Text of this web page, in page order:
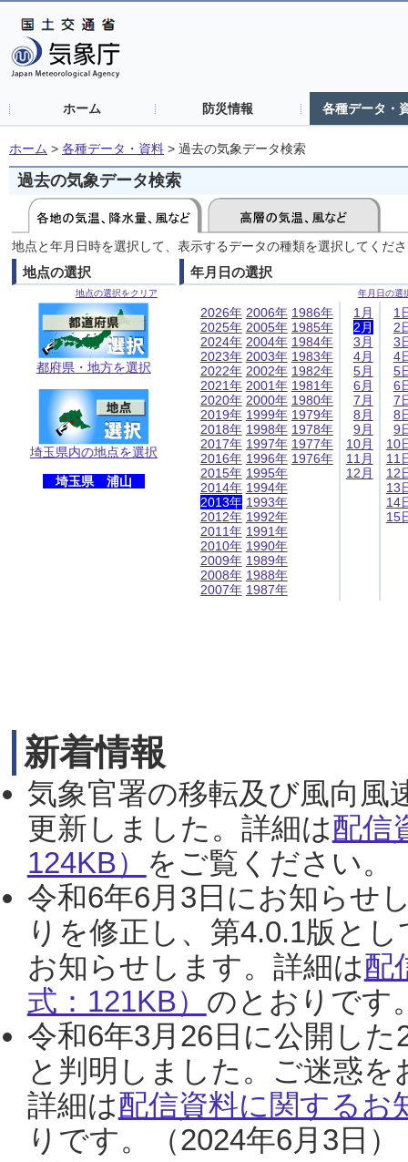
ホーム 防災情報 各種データ・
ホーム > 各種データ・資料 > 過去の気象データ検索
過去の気象データ検索
地点と年月日時を選択して、表示するデータの種類を選択してくだ
地点の選択
地点の選択をクリア
都府県・地方を選択
埼玉県内の地点を選択
埼玉県 浦山
年月日の選択
年月日の選
2026年
2025年
2024年
2023年
2022年
2021年
2020年
2019年
2018年
2017年
2016年
2015年
2014年
2013年
2012年
2011年
2010年
2009年
2008年
2007年
2006年
2005年
2004年
2003年
2002年
2001年
2000年
1999年
1998年
1997年
1996年
1995年
1994年
1993年
1992年
1991年
1990年
1989年
1988年
1987年
1986年
1985年
1984年
1983年
1982年
1981年
1980年
1979年
1978年
1977年
1976年
1月
2月
3月
4月
5月
6月
7月
8月
9月
10月
11月
12月
1
2
3
4
5
6
7
8
9
10
11
12
13
14
15
新着情報
気象官署の移転及び風向風
更新しました。詳細は配信
124KB） をご覧ください。
令和6年6月3日にお知らせ
りを修正し、第4.0.1版と
お知らせします。詳細は配
式：121KB） のとおりです
令和6年3月26日に公開し
と判明しました。ご迷惑
詳細は配信資料に関するお
りです。（2024年6月3日）